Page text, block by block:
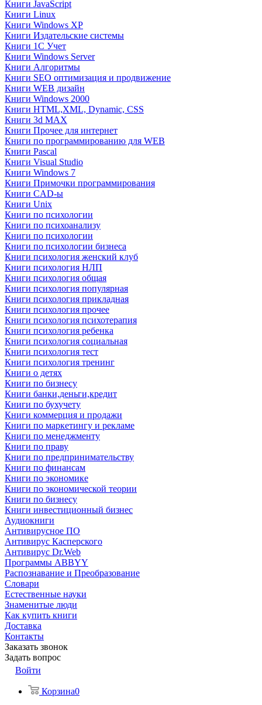
Книги JavaScript
Книги Linux
Книги Windows XP
Книги Издательские системы
Книги 1C Учет
Книги Windows Server
Книги Алгоритмы
Книги SEO оптимизация и продвижение
Книги WEB дизайн
Книги Windows 2000
Книги HTML,XML, Dynamic, CSS
Книги 3d MAX
Книги Прочее для интернет
Книги по программированию для WEB
Книги Pascal
Книги Visual Studio
Книги Windows 7
Книги Примочки программирования
Книги CAD-ы
Книги Unix
Книги по психологии
Книги по психоанализу
Книги по психологии
Книги по психологии бизнеса
Книги психология женский клуб
Книги психология НЛП
Книги психология общая
Книги психология популярная
Книги психология прикладная
Книги психология прочее
Книги психология психотерапия
Книги психология ребенка
Книги психология социальная
Книги психология тест
Книги психология тренинг
Книги о детях
Книги по бизнесу
Книги банки,деньги,кредит
Книги по бухучету
Книги коммерция и продажи
Книги по маркетингу и рекламе
Книги по менеджменту
Книги по праву
Книги по предпринимательству
Книги по финансам
Книги по экономике
Книги по экономической теории
Книги по бизнесу
Книги инвестиционный бизнес
Аудиокниги
Антивирусное ПО
Антивирус Касперского
Антивирус Dr.Web
Программы ABBYY
Распознавание и Преобразование
Словари
Естественные науки
Знаменитые люди
Как купить книги
Доставка
Контакты
Заказать звонок
Задать вопрос
Войти
Корзина0